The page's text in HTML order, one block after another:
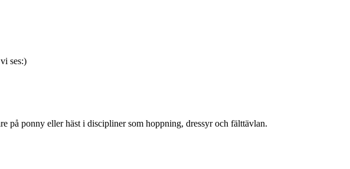
ses:)
på ponny eller häst i discipliner som hoppning, dressyr och fälttävlan.